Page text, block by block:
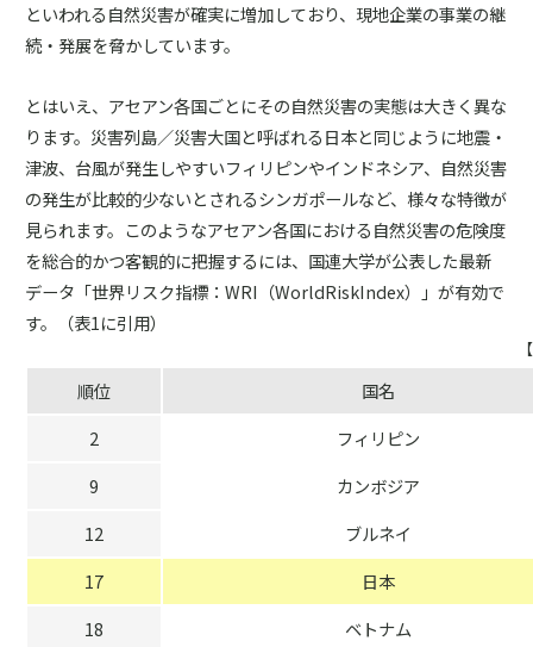
といわれる自然災害が確実に増加しており、現地企業の事業の継
続・発展を脅かしています。
とはいえ、アセアン各国ごとにその自然災害の実態は大きく異な
ります。災害列島／災害大国と呼ばれる日本と同じように地震・
津波、台風が発生しやすいフィリピンやインドネシア、自然災害
の発生が比較的少ないとされるシンガポールなど、様々な特徴が
見られます。このようなアセアン各国における自然災害の危険度
を総合的かつ客観的に把握するには、国連大学が公表した最新
データ「世界リスク指標：WRI（WorldRiskIndex）」が有効で
す。（表1に引用）
順位
国名
2
フィリピン
9
カンボジア
12
ブルネイ
17
日本
18
ベトナム